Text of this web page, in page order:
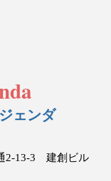
ェンダ
2-13-3 建創ビル